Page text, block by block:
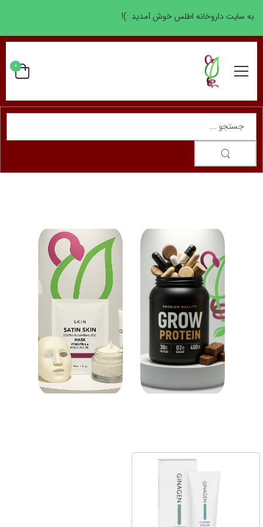
به سایت داروخانه اطلس خوش آمدید :)!
0